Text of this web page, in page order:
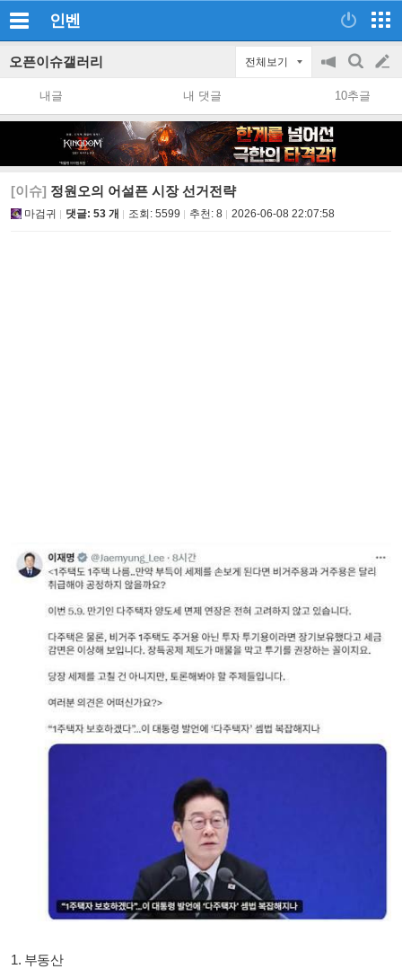
인벤
오픈이슈갤러리 전체보기
공
지
on/off
검
색
글
쓰
내글 내 댓글 10추글
[이슈] 정원오의 어설픈 시장 선거전략
마검귀 댓글: 53 개 조회: 5599 추천: 8 2026-06-08 22:07:58
1. 부동산